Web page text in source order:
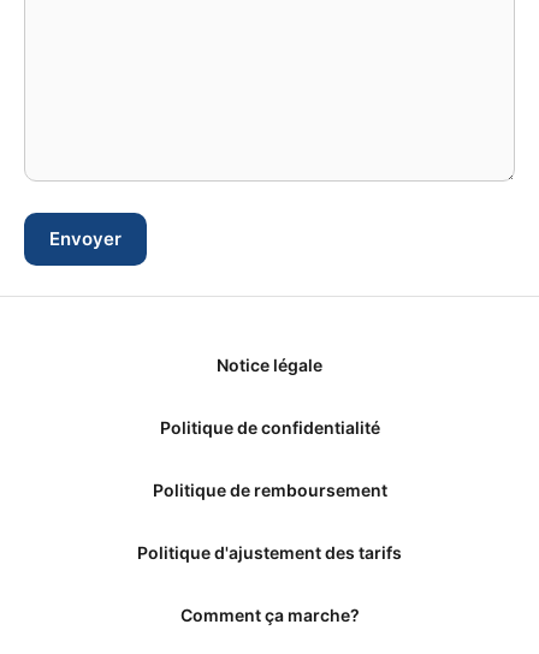
Notice légale
Politique de confidentialité
Politique de remboursement
Politique d'ajustement des tarifs
Comment ça marche?